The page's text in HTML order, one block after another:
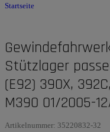
Startseite
Stützlager
(E92) 390X,
M390 01/2005-
Artikelnummer: 35220832-32